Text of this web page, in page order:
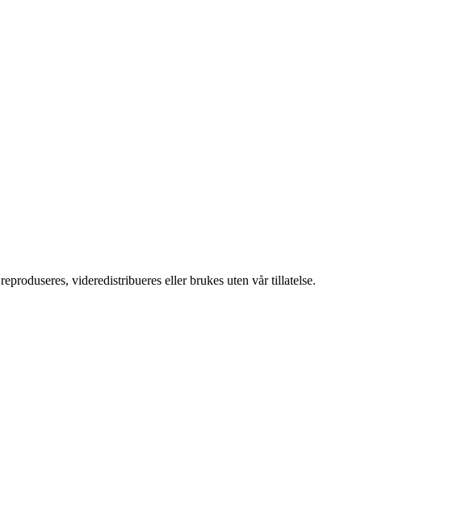
videredistribueres eller brukes uten vår tillatelse.